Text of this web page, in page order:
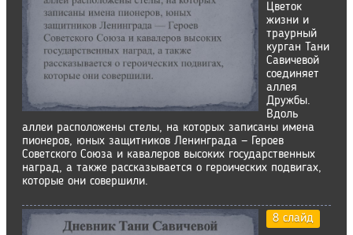
Цветок
жизни и
траурный
курган Тани
Савичевой
соединяет
аллея
Дружбы.
Вдоль
аллеи расположены стелы, на которых записаны имена
пионеров, юных защитников Ленинграда — Героев
Советского Союза и кавалеров высоких государственных
наград, а также рассказывается о героических подвигах,
которые они совершили.
8 слайд